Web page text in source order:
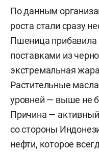
По данным
роста стали сразу
Пшеница прибавила
поставками из
экстремальная
Растительные
уровней — выше не
Причина —
со стороны
нефти, которое